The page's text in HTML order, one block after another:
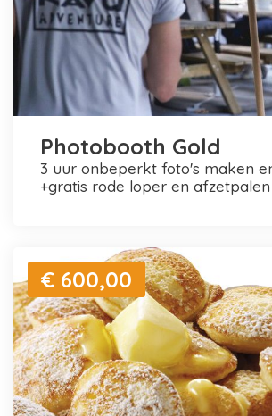
Photobooth Gold
3 uur onbeperkt foto's maken en printen
+gratis rode loper en afzetpalen
€ 600,00